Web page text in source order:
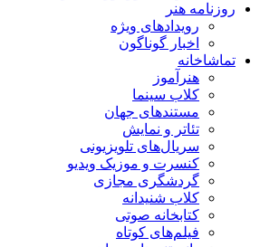
روزنامه هنر
رویدادهای ویژه
اخبار گوناگون
تماشاخانه
هنرآموز
کلاب سینما
مستندهای جهان
تئاتر و نمایش
سریال‌های تلویزیونی
کنسرت و موزیک ویدیو
گردشگری مجازی
کلاب شنیدانه
کتابخانه صوتی
فیلم‌های کوتاه